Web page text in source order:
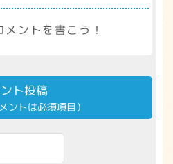
メントを書こう！
ト投稿
ントは必須項目）